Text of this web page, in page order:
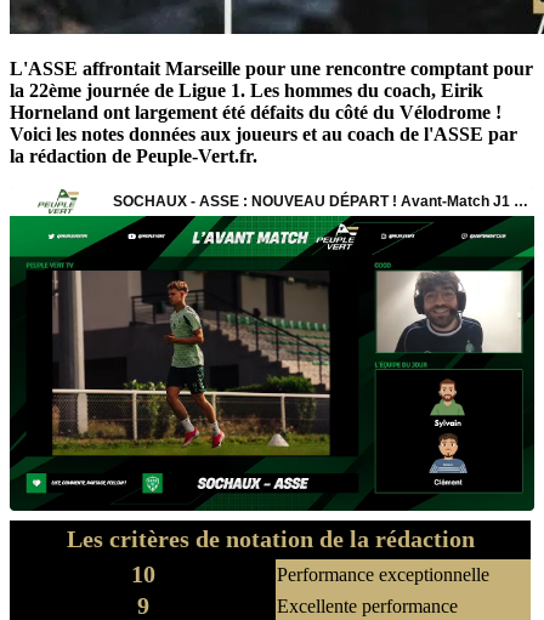
L'ASSE affrontait Marseille pour une rencontre comptant pour
la 22ème journée de Ligue 1. Les hommes du coach, Eirik
Horneland ont largement été défaits du côté du Vélodrome !
Voici les notes données aux joueurs et au coach de l'ASSE par
la rédaction de Peuple-Vert.fr.
Les critères de notation de la rédaction
10
Performance exceptionnelle
9 Excellente performance